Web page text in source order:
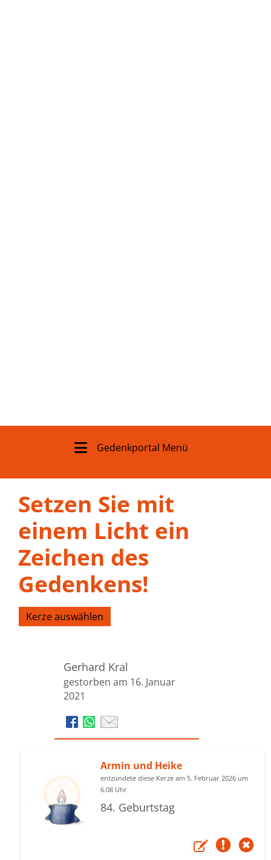
Gedenkportal Menü
Setzen Sie mit
einem Licht ein
Zeichen des
Gedenkens!
Kerze auswählen
Gerhard Kral
gestorben am 16. Januar
2021
Armin und Heike
entzündete diese Kerze am 5. Februar 2026 um
6.08 Uhr
84. Geburtstag